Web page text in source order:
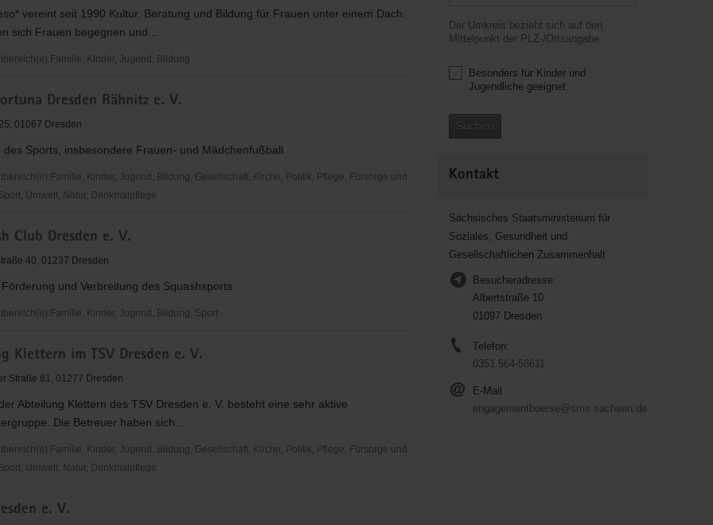
vereint seit 1990 Kultur, Beratung und Bildung für Frauen unter einem Dach.
sich Frauen begegnen und...
Familie, Kinder, Jugend, Bildung
Dresden Rähnitz e. V.
01067 Dresden
des Sports, insbesondere Frauen- und Mädchenfußball
Familie, Kinder, Jugend, Bildung, Gesellschaft, Kirche, Politik, Pflege, Fürsorge und
Umwelt, Natur, Denkmalpflege
Club Dresden e. V.
40, 01237 Dresden
und Verbreitung des Squashsports
Familie, Kinder, Jugend, Bildung, Sport
Klettern im TSV Dresden e. V.
Straße 81, 01277 Dresden
Abteilung Klettern des TSV Dresden e. V. besteht eine sehr aktive
Die Betreuer haben sich...
Familie, Kinder, Jugend, Bildung, Gesellschaft, Kirche, Politik, Pflege, Fürsorge und
Umwelt, Natur, Denkmalpflege
e. V.
Der Umkreis bezieht sich auf den
Mittelpunkt der PLZ-/Ortsangabe.
Besonders für Kinder und
Jugendliche geeignet
Suchen
Kontakt
Sächsisches Staatsministerium für
Soziales, Gesundheit und
Gesellschaftlichen Zusammenhalt
Besucheradresse:
Albertstraße 10
01097 Dresden
Telefon:
0351 564-58611
E-Mail
engagementboerse@sms.sachsen.de